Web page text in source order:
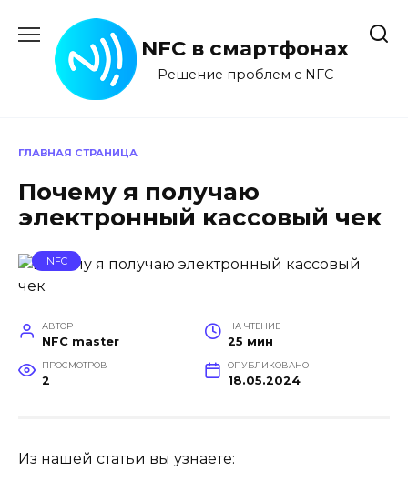
содержанию
NFC в смартфонах
Решение проблем с NFC
ГЛАВНАЯ СТРАНИЦА
Почему я получаю
электронный кассовый чек
NFC
АВТОР
NFC master
НА ЧТЕНИЕ
25 мин
ПРОСМОТРОВ
2
ОПУБЛИКОВАНО
18.05.2024
Из нашей статьи вы узнаете: